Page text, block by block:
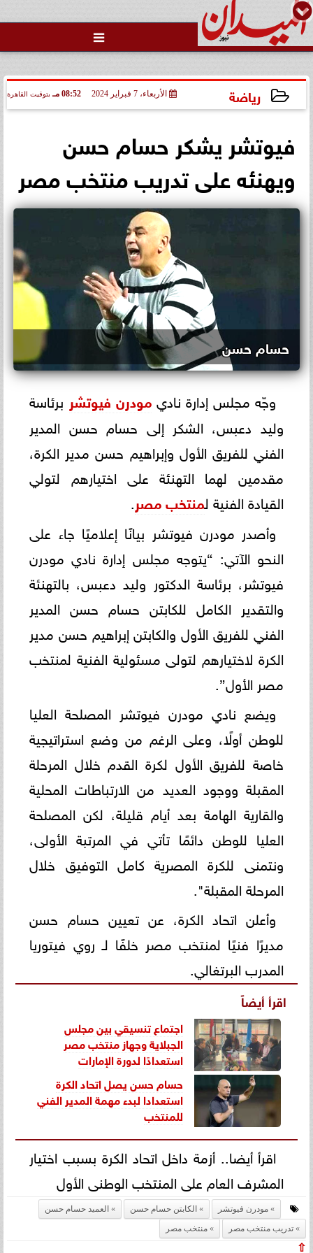

رياضة الأربعاء، 7 فبراير 2024 08:52 مـ بتوقيت القاهرة
فيوتشر يشكر حسام حسن
ويهنئه على تدريب منتخب مصر
حسام حسن
وجّه مجلس إدارة ناديمودرن فيوتشر برئاسة
وليد دعبس، الشكر إلى حسام حسن المدير
الفني للفريق الأول وإبراهيم حسن مدير الكرة،
مقدمين لهما التهنئة على اختيارهم لتولي
القيادة الفنية لمنتخب مصر
وأصدر مودرن فيوتشر بيانًا إعلاميًا جاء على
النحو الآتي: “يتوجه مجلس إدارة نادي مودرن
فيوتشر، برئاسة الدكتور وليد دعبس، بالتهنئة
والتقدير الكامل للكابتن حسام حسن المدير
الفني للفريق الأول والكابتن إبراهيم حسن مدير
الكرة لاختيارهم لتولى مسئولية الفنية لمنتخب
مصر الأول”.
ويضع نادي مودرن فيوتشر المصلحة العليا
للوطن أولًا، وعلى الرغم من وضع استراتيجية
خاصة للفريق الأول لكرة القدم خلال المرحلة
المقبلة ووجود العديد من الارتباطات المحلية
والقارية الهامة بعد أيام قليلة، لكن المصلحة
العليا للوطن دائمًا تأتي في المرتبة الأولى،
ونتمنى للكرة المصرية كامل التوفيق خلال
المرحلة المقبلة".
وأعلن اتحاد الكرة، عن تعيين حسام حسن
مديرًا فنيًا لمنتخب مصر خلفًا لـ روي فيتوريا
المدرب البرتغالي.
اقرأ أيضاً
اجتماع تنسيقي بين مجلس
الجبلاية وجهاز منتخب مصر
استعدادًا لدورة الإمارات
حسام حسن يصل اتحاد الكرة
استعدادا لبدء مهمة المدير الفني
للمنتخب
اقرأ أيضا.. أزمة داخل اتحاد الكرة بسبب اختيار
المشرف العام على المنتخب الوطنى الأول
مودرن فيوتشر الكابتن حسام حسن
العميد حسام حسن
تدريب منتخب مصر
منتخب مصر
⇧
رئيس منيا القمح بالشرقية: تبذل
جهوداً مكثفة لتحسين الخدمات